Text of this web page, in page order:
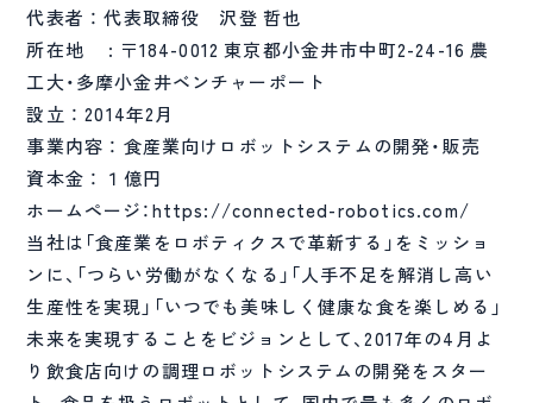
代表者 ： 代表取締役 沢登 哲也
所在地 : 〒184-0012 東京都小金井市中町2-24-16 農
工大・多摩小金井ベンチャーポート
設立 ： 2014年2月
事業内容 ： 食産業向けロボットシステムの開発・販売
資本金 ： １億円
ホームページ：https://connected-robotics.com/
当社は「食産業をロボティクスで革新する」をミッショ
ンに、「つらい労働がなくなる」「人手不足を解消し高い
生産性を実現」「いつでも美味しく健康な食を楽しめる」
未来を実現することをビジョンとして、2017年の4月よ
り飲食店向けの調理ロボットシステムの開発をスター